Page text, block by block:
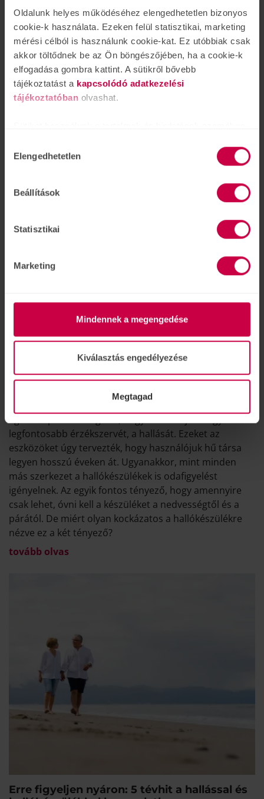
Oldalunk helyes működéséhez elengedhetetlen bizonyos
cookie-k használata. Ezeken felül statisztikai, marketing
mérési célból is használunk cookie-kat. Ez utóbbiak csak
akkor töltődnek be az Ön böngészőjében, ha a cookie-k
elfogadása gombra kattint. A sütikről bővebb
tájékoztatást a kapcsolódó adatkezelési
tájékoztatóban olvashat.
valamint weboldalforgalmunk elemzéséhez. Ezenkívül
közösségi média-, hirdető- és elemező partnereinkkel
adatait, akik kombinálhatják az adatokat más olyan
Ön által használt más szolgáltatásokból gyűjtöttek.
kiválasztása
Elengedhetetlen
Beállítások
Statisztikai
Marketing
Mindennek a megengedése
Kiválasztás engedélyezése
Megtagad
Hallásvizsgálat a koronavírus idején
A hallásvizsgálat menete egy jól kidolgozott, bevált
folyamat, melynek keretében hozzáértő, képzett
szakemberek vizsgálják meg hallása állapotát több
Miért nem tesz jót a nedvesség a
hallókészüléknek?
A hallókészülék egy apró és érzékeny szerkezet, mely
egész nap azért dolgozik, hogy visszaadja az egyik
legfontosabb érzékszervét, a hallását. Ezeket az
eszközöket úgy tervezték, hogy használójuk hű társa
legyen hosszú éveken át. Ugyanakkor, mint minden
más szerkezet a hallókészülékek is odafigyelést
igényelnek. Az egyik fontos tényező, hogy amennyire
csak lehet, óvni kell a készüléket a nedvességtől és a
párától. De miért olyan kockázatos a hallókészülékre
nézve ez a két tényező?
tovább olvas
Erre figyeljen nyáron: 5 tévhit a hallással és